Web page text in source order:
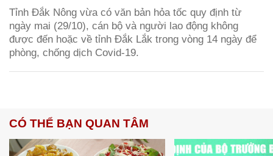
Tỉnh Đắk Nông vừa có văn bản hỏa tốc quy định từ
ngày mai (29/10), cán bộ và người lao động không
được đến hoặc về tỉnh Đắk Lắk trong vòng 14 ngày để
phòng, chống dịch Covid-19.
CÓ THỂ BẠN QUAN TÂM